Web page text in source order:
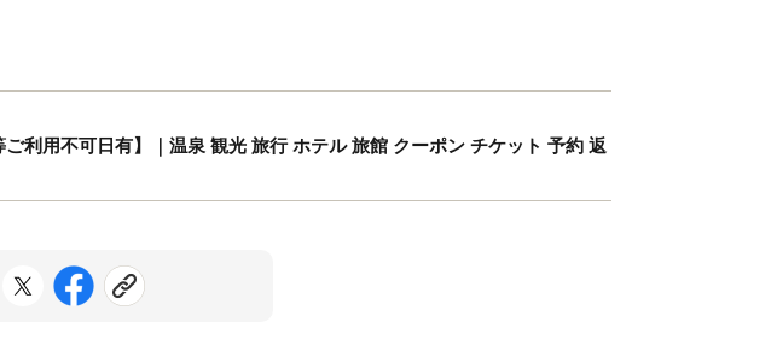
利用不可日有】｜温泉 観光 旅行 ホテル 旅館 クーポン チケット 予約 返